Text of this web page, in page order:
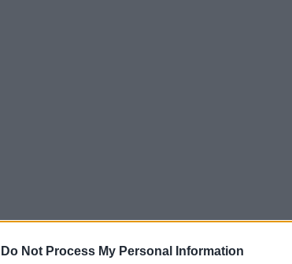
Do Not Process My Personal Information